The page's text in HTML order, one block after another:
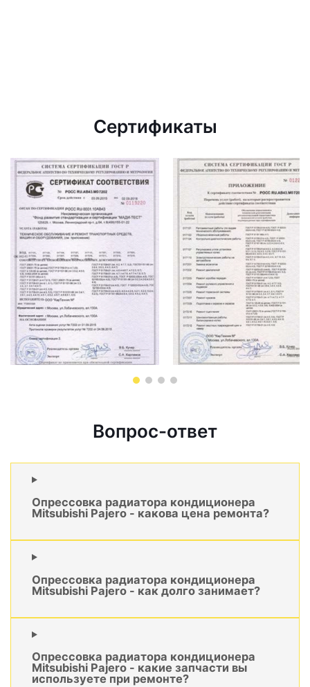
Сертификаты
Вопрос-ответ
Опрессовка радиатора кондиционера
Mitsubishi Pajero - какова цена ремонта?
Опрессовка радиатора кондиционера
Mitsubishi Pajero - как долго занимает?
Опрессовка радиатора кондиционера
Mitsubishi Pajero - какие запчасти вы
используете при ремонте?